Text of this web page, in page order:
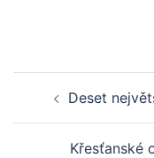
navigation
Deset
Křesťanské